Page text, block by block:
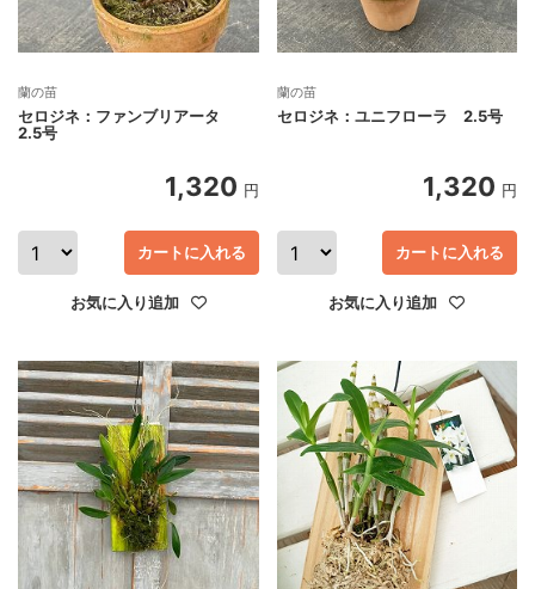
蘭の苗
セロジネ：ファンブリアータ
2.5号
1,320 円
カートに入れる
お気に入り追加
蘭の苗
セロジネ：ユニフローラ 2.5号
1,320 円
カートに入れる
お気に入り追加